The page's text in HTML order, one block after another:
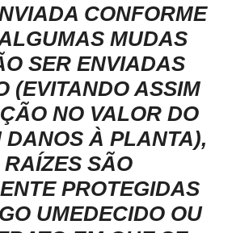
CONFORME
MUDAS
SER ENVIADAS
(EVITANDO ASSIM
NO VALOR DO
DANOS À PLANTA),
SÃO
PROTEGIDAS
UMEDECIDO OU